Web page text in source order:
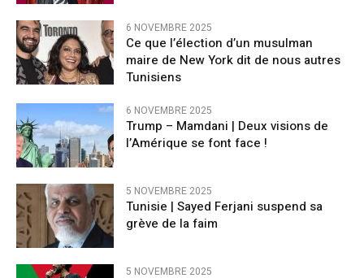
6 NOVEMBRE 2025
Ce que l’élection d’un musulman
maire de New York dit de nous autres
Tunisiens
6 NOVEMBRE 2025
Trump – Mamdani | Deux visions de
l’Amérique se font face !
5 NOVEMBRE 2025
Tunisie | Sayed Ferjani suspend sa
grève de la faim
5 NOVEMBRE 2025